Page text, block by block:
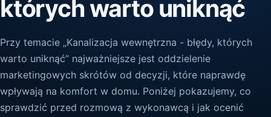
których warto uniknąć
Przy temacie „Kanalizacja wewnętrzna - błędy, których
warto uniknąć” najważniejsze jest oddzielenie
marketingowych skrótów od decyzji, które naprawdę
wpływają na komfort w domu. Poniżej pokazujemy, co
sprawdzić przed rozmową z wykonawcą i jak ocenić